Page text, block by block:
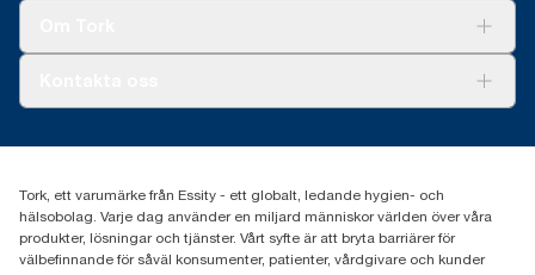
031-746 17 00
Tork, ett varumärke från Essity - ett globalt, ledande hygien- och
hälsobolag. Varje dag använder en miljard människor världen över våra
produkter, lösningar och tjänster. Vårt syfte är att bryta barriärer för
välbefinnande för såväl konsumenter, patienter, vårdgivare och kunder